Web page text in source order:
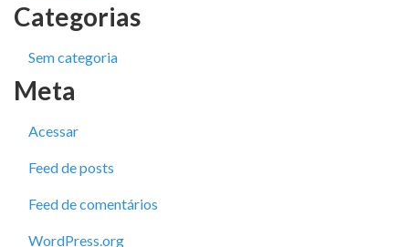
Categorias
Sem categoria
Meta
Acessar
Feed de posts
Feed de comentários
WordPress.org